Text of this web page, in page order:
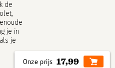
de
je in
je
17,99